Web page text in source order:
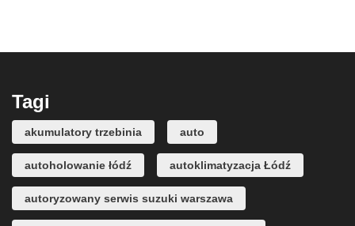
Tagi
akumulatory trzebinia auto
autoholowanie łódź autoklimatyzacja Łódź
autoryzowany serwis suzuki warszawa